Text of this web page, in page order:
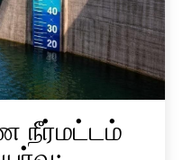
நீர்மட்டம்